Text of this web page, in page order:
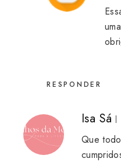
RESPONDER
Isa Sá
Que